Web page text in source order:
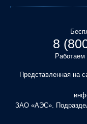
8
Представленная на
ЗАО «АЭС».